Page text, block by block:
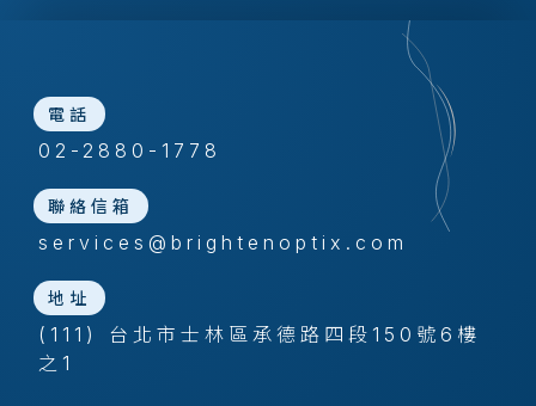
電話
02-2880-1778
聯絡信箱
services@brightenoptix.com
地址
(111) 台北市士林區承德路四段150號6樓
之1